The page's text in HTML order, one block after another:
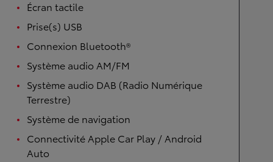
Écran tactile
Prise(s) USB
Connexion Bluetooth®
Système audio AM/FM
Système audio DAB (Radio Numérique
Terrestre)
Système de navigation
Connectivité Apple Car Play / Android
Auto